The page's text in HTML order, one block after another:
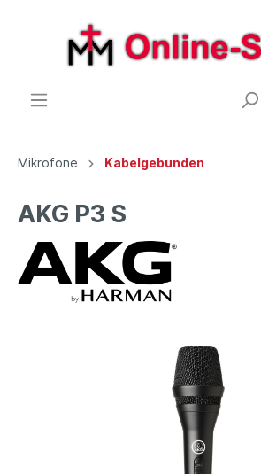
Mikrofone Kabelgebunden
AKG P3 S